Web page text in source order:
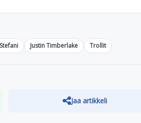
Justin Timberlake Trollit
Jaa artikkeli